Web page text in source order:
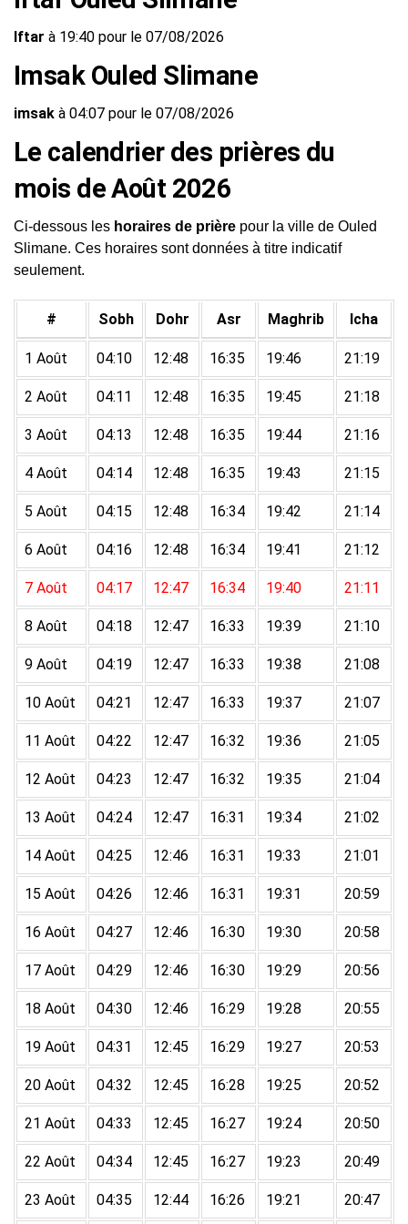
Iftar à 19:40 pour le 07/08/2026
Imsak Ouled Slimane
imsak à 04:07 pour le 07/08/2026
Le calendrier des prières du
mois de Août 2026
Ci-dessous les horaires de prière pour la ville de Ouled
Slimane. Ces horaires sont données à titre indicatif
seulement.
# Sobh Dohr Asr Maghrib Icha
1 Août 04:10 12:48 16:35 19:46 21:19
2 Août 04:11 12:48 16:35 19:45 21:18
3 Août 04:13 12:48 16:35 19:44 21:16
4 Août 04:14 12:48 16:35 19:43 21:15
5 Août 04:15 12:48 16:34 19:42 21:14
6 Août 04:16 12:48 16:34 19:41 21:12
7 Août 04:17 12:47 16:34 19:40 21:11
8 Août 04:18 12:47 16:33 19:39 21:10
9 Août 04:19 12:47 16:33 19:38 21:08
10 Août 04:21 12:47 16:33 19:37 21:07
11 Août 04:22 12:47 16:32 19:36 21:05
12 Août 04:23 12:47 16:32 19:35 21:04
13 Août 04:24 12:47 16:31 19:34 21:02
14 Août 04:25 12:46 16:31 19:33 21:01
15 Août 04:26 12:46 16:31 19:31 20:59
16 Août 04:27 12:46 16:30 19:30 20:58
17 Août 04:29 12:46 16:30 19:29 20:56
18 Août 04:30 12:46 16:29 19:28 20:55
19 Août 04:31 12:45 16:29 19:27 20:53
20 Août 04:32 12:45 16:28 19:25 20:52
21 Août 04:33 12:45 16:27 19:24 20:50
22 Août 04:34 12:45 16:27 19:23 20:49
23 Août 04:35 12:44 16:26 19:21 20:47